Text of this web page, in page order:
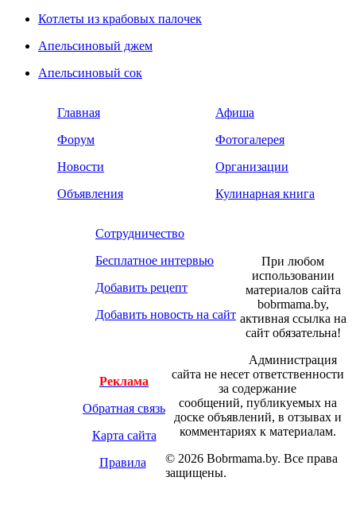
Котлеты из крабовых палочек
Апельсиновый джем
Апельсиновый сок
Главная
Форум
Новости
Объявления
Афиша
Фотогалерея
Организации
Кулинарная книга
Сотрудничество
Бесплатное интервью
Добавить рецепт
Добавить новость на сайт
Реклама
Обратная связь
Карта сайта
Правила
При любом
использовании
материалов сайта
bobrmama.by,
активная ссылка на
сайт обязательна!
Администрация
сайта не несет ответственности
за содержание
сообщений, публикуемых на
доске объявлений, в отзывах и
комментариях к материалам.
© 2026 Bobrmama.by. Все права
защищены.